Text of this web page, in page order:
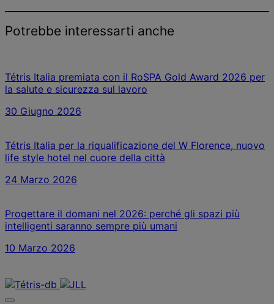
Potrebbe interessarti anche
Tétris Italia premiata con il RoSPA Gold Award 2026 per
la salute e sicurezza sul lavoro
30 Giugno 2026
Tétris Italia per la riqualificazione del W Florence, nuovo
life style hotel nel cuore della città
24 Marzo 2026
Progettare il domani nel 2026: perché gli spazi più
intelligenti saranno sempre più umani
10 Marzo 2026